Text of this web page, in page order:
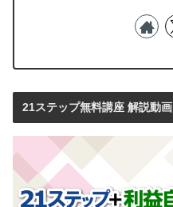
21ステップ無料講座 解説動画